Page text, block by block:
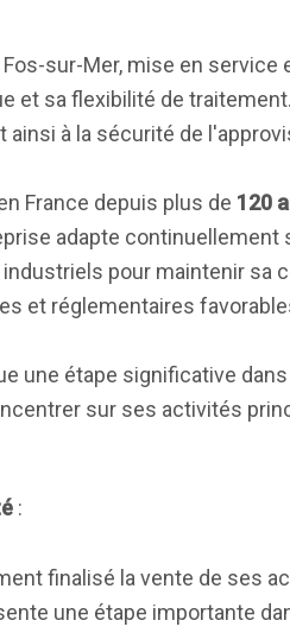
sur-Mer, mise en service
et sa flexibilité de
ainsi à la sécurité de
France depuis plus de 120
adapte
pour maintenir sa
et réglementaires
une étape significative
sur ses activités
:
finalisé la vente de ses
une étape importante